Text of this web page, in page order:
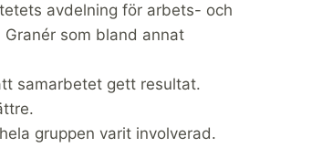
avdelning för arbets- och
som bland annat
samarbetet gett resultat.
gruppen varit involverad.